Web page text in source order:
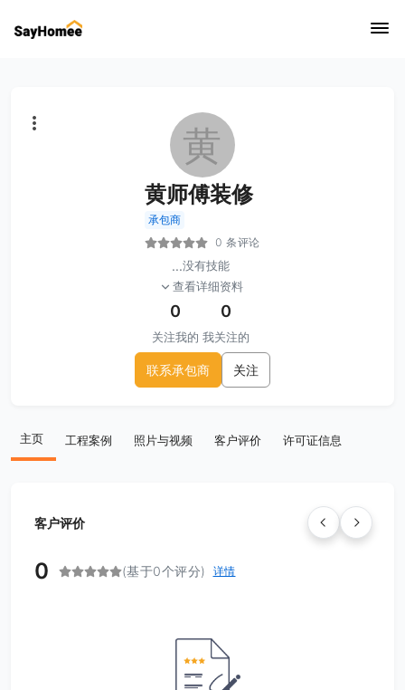
黄
黄师傅装修
承包商
0 条评论
...没有技能
查看详细资料
0
关注我的
0
我关注的
联系承包商 关注
主页 工程案例 照片与视频 客户评价 许可证信息
客户评价
0 (基于0个评分) 详情